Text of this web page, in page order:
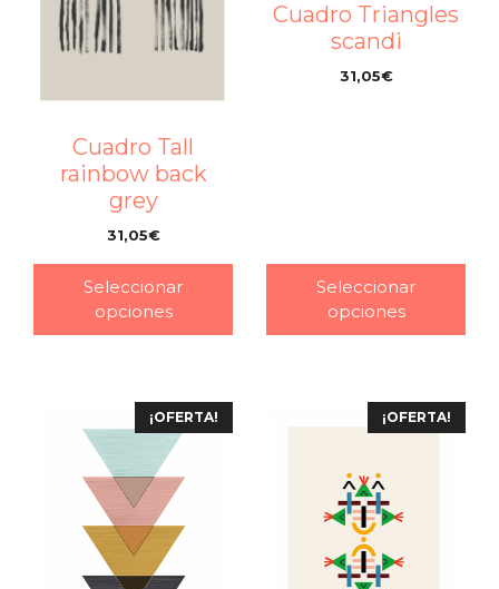
Cuadro Tall
rainbow back
grey
31,05€
Seleccionar
opciones
Cuadro Triangles
scandi
31,05€
Seleccionar
opciones
¡OFERTA! ¡OFERTA!